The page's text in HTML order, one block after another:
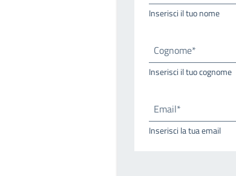
Inserisci il tuo nome
Cognome*
Inserisci il tuo cognome
Email*
Inserisci la tua email